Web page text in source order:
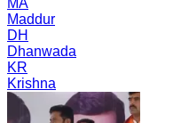
Maddur
DH
Dhanwada
KR
Krishna